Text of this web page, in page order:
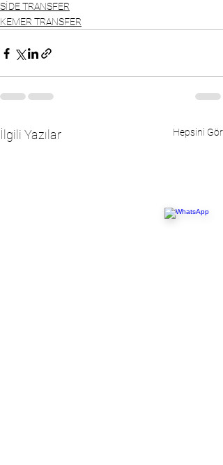
SİDE TRANSFER
KEMER TRANSFER
İlgili Yazılar Hepsini Gör